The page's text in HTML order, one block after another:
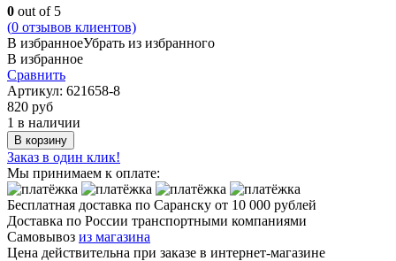
0 out of 5
(0 отзывов клиентов)
В избранноеУбрать из избранного
В избранное
Сравнить
Артикул: 621658-8
820 руб
1 в наличии
В корзину
Заказ в один клик!
Мы принимаем к оплате:
Бесплатная доставка по Саранску от 10 000 рублей
Доставка по России транспортными компаниями
Самовывоз из магазина
Цена действительна при заказе в интернет-магазине